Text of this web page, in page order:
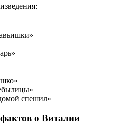
спешил»
о Виталии